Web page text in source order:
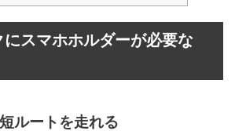
にスマホホルダーが必要な
ルートを走れる